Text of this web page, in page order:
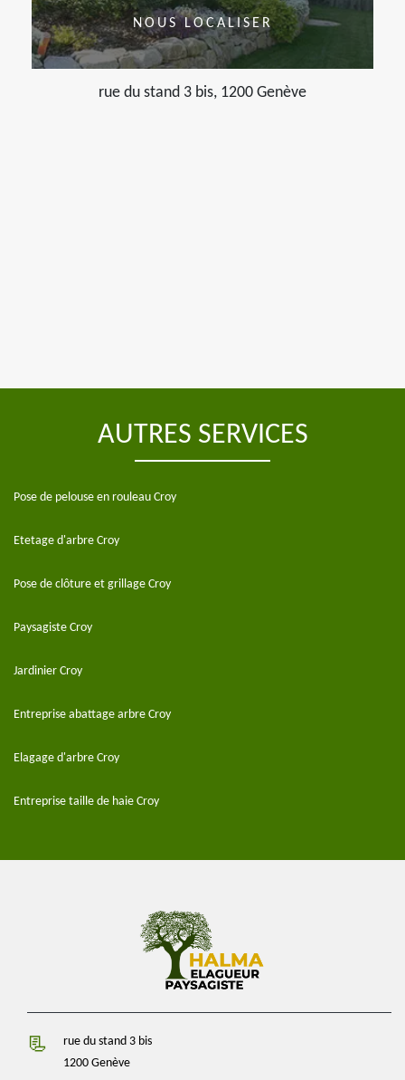
NOUS LOCALISER
rue du stand 3 bis, 1200 Genève
AUTRES SERVICES
Pose de pelouse en rouleau Croy
Etetage d'arbre Croy
Pose de clôture et grillage Croy
Paysagiste Croy
Jardinier Croy
Entreprise abattage arbre Croy
Elagage d'arbre Croy
Entreprise taille de haie Croy
rue du stand 3 bis
1200 Genève